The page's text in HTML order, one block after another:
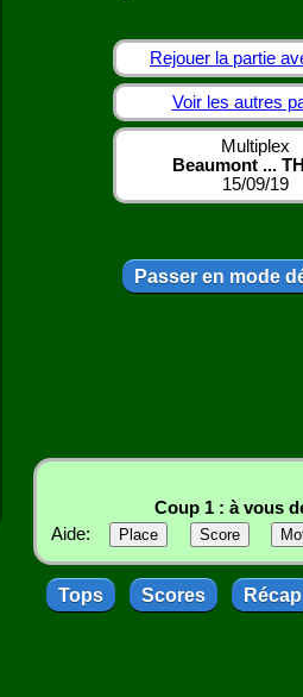
Rejouer la partie
Voir les autres
Multiplex
Beaumont ...
15/09/19
Passer en mode
Coup 1 : à vous
Aide:
Tops Scores Récap